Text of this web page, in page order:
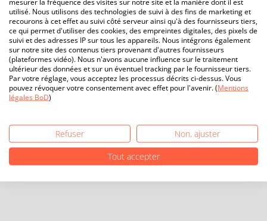
utilisé. Nous utilisons des technologies de suivi à des fins de marketing et
recourons à cet effet au suivi côté serveur ainsi qu'à des fournisseurs tiers,
ce qui permet d'utiliser des cookies, des empreintes digitales, des pixels de
suivi et des adresses IP sur tous les appareils. Nous intégrons également
sur notre site des contenus tiers provenant d'autres fournisseurs
(plateformes vidéo). Nous n'avons aucune influence sur le traitement
ultérieur des données et sur un éventuel tracking par le fournisseur tiers.
Par votre réglage, vous acceptez les processus décrits ci-dessus. Vous
pouvez révoquer votre consentement avec effet pour l'avenir. (Mentions
légales BoD)
Refuser
Non, ajuster
Tout accepter